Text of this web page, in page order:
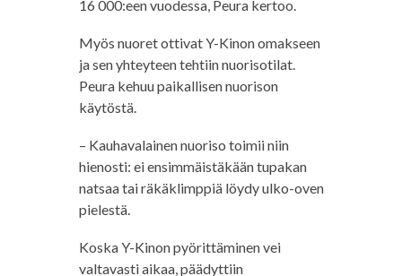
16 000:een vuodessa, Peura kertoo.
Myös nuoret ottivat Y-Kinon omakseen
ja sen yhteyteen tehtiin nuorisotilat.
Peura kehuu paikallisen nuorison
käytöstä.
– Kauhavalainen nuoriso toimii niin
hienosti: ei ensimmäistäkään tupakan
natsaa tai räkäklimppiä löydy ulko-oven
pielestä.
Koska Y-Kinon pyörittäminen vei
valtavasti aikaa, päädyttiin